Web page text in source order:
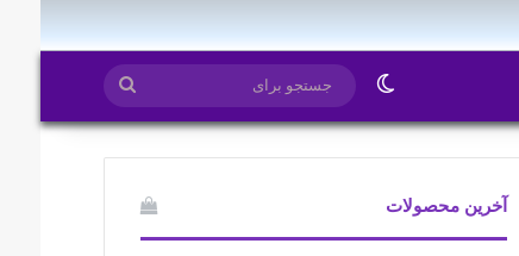
تغییر پوسته جستجو
برای
آخرین محصولات